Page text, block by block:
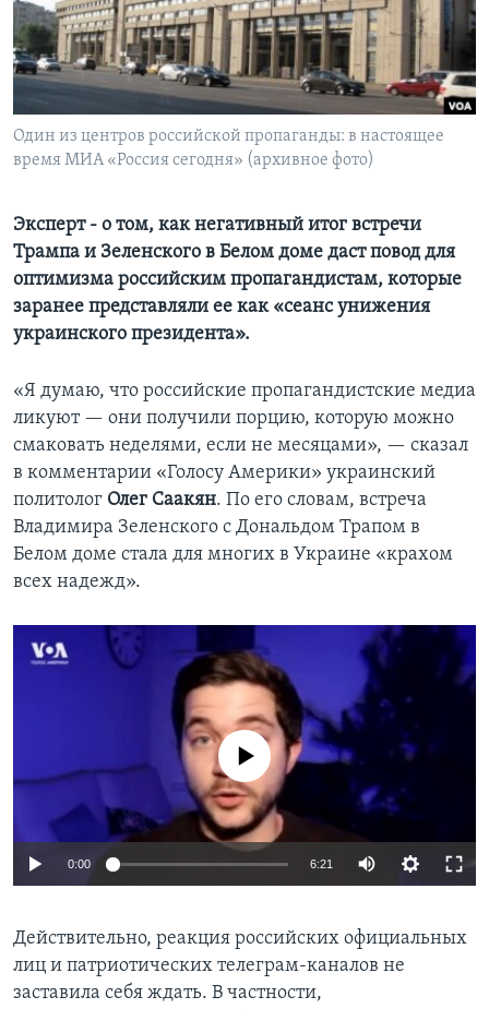
Learning English
СОЦИАЛЬНЫЕ СЕТИ
Один из центров российской пропаганды: в настоящее
время МИА «Россия сегодня» (архивное фото)
Эксперт - о том, как негативный итог встречи
Трампа и Зеленского в Белом доме даст повод для
оптимизма российским пропагандистам, которые
заранее представляли ее как «сеанс унижения
украинского президента».
«Я думаю, что российские пропагандистские медиа
ликуют — они получили порцию, которую можно
смаковать неделями, если не месяцами», — сказал
в комментарии «Голосу Америки» украинский
политолог Олег Саакян. По его словам, встреча
Владимира Зеленского с Дональдом Трапом в
Белом доме стала для многих в Украине «крахом
всех надежд».
Политолог Олег Саакян
byГОЛОС АМЕРИКИ
Auto 240p 360p 480p
No media source currently available
0:00 6:21
360p
480p
Действительно, реакция российских официальных
лиц и патриотических телеграм-каналов не
заставила себя ждать. В частности,